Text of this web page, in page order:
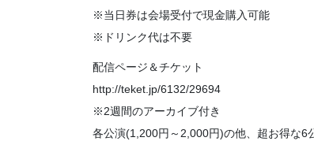
※当日券は会場受付で現金購入可能
※ドリンク代は不要
配信ページ＆チケット
http://teket.jp/6132/29694
※2週間のアーカイブ付き
各公演(1,200円～2,000円)の他、超お得な6